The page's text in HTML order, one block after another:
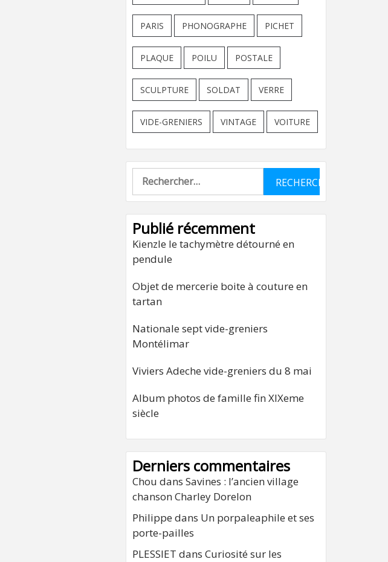
PARIS PHONOGRAPHE PICHET
PLAQUE POILU POSTALE
SCULPTURE SOLDAT VERRE
VIDE-GRENIERS VINTAGE VOITURE
Rechercher :
Publié récemment
Kienzle le tachymètre détourné en
pendule
Objet de mercerie boite à couture en
tartan
Nationale sept vide-greniers
Montélimar
Viviers Adeche vide-greniers du 8 mai
Album photos de famille fin XIXeme
siècle
Derniers commentaires
Chou dans Savines : l’ancien village
chanson Charley Dorelon
Philippe dans Un porpaleaphile et ses
porte-pailles
PLESSIET dans Curiosité sur les